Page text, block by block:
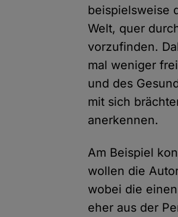
beispielsweise
Welt, quer
vorzufinden.
mal weniger
und des
mit sich
anerkennen.
Am Beispiel
wollen die
wobei die
eher aus der